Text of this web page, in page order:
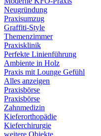
Neugründung
Praxisumzug
Graffiti-Style
Themenzimmer
Praxisklinik
Perfekte Linienführung
Ambiente in Holz
Praxis mit Lounge Gefühl
Alles anzeigen
Praxisbörse
Praxisbörse
Zahnmedizin
Kieferorthopädie
Kieferchirurgie
weitere Objekte